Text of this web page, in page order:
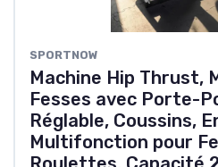
SPORTNOW
Machine Hip Thrust,
Fesses avec Porte-
Réglable, Coussins,
Multifonction pour